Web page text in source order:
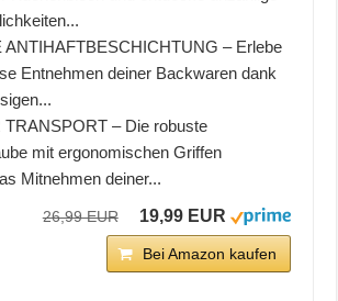
ANTIHAFTBESCHICHTUNG – Erlebe
Entnehmen deiner Backwaren dank
TRANSPORT – Die robuste
mit ergonomischen Griffen
Mitnehmen deiner...
26,99 EUR 19,99 EUR
Bei Amazon kaufen